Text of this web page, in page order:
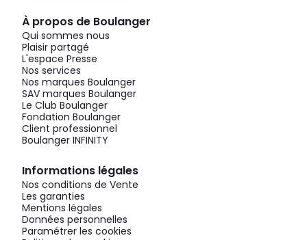
À propos de Boulanger
Qui sommes nous
Plaisir partagé
L'espace Presse
Nos services
Nos marques Boulanger
SAV marques Boulanger
Le Club Boulanger
Fondation Boulanger
Client professionnel
Boulanger INFINITY
Informations légales
Nos conditions de Vente
Les garanties
Mentions légales
Données personnelles
Paramétrer les cookies